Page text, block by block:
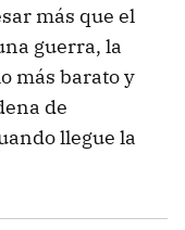
más que el
guerra, la
más barato y
de
llegue la